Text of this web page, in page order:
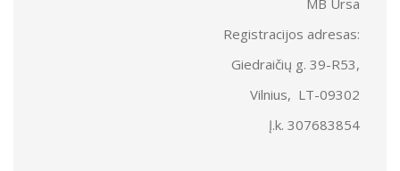
MB Ursa
Registracijos adresas:
Giedraičių g. 39-R53,
Vilnius, LT-09302
Į.k. 307683854